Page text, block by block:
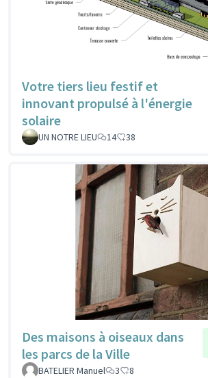
Votre tiers lieu festif et
innovant propulsé à l'énergie
solaire
UN NOTRE LIEU 14 38
Des maisons à oiseaux dans
les parcs de la Ville
BATELIER Manuel
3 8